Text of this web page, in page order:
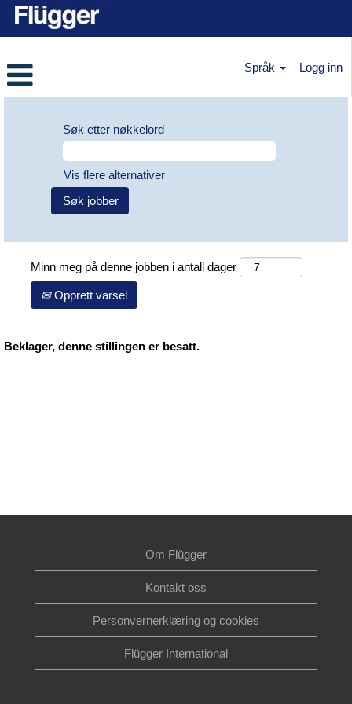
Språk Logg inn
Søk etter nøkkelord
Vis flere alternativer
Minn meg på denne jobben i antall dager
Opprett varsel
Beklager, denne stillingen er besatt.
Om Flügger
Kontakt oss
Personvernerklæring og cookies
Flügger International